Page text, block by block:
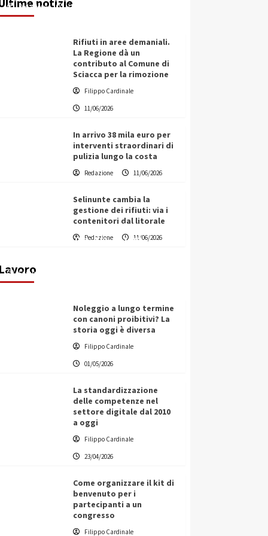
Redazione 11/06/2026
Rifiuti in aree demaniali.
La Regione dà un
contributo al Comune di
Sciacca per la rimozione
Filippo Cardinale
11/06/2026
In arrivo 38 mila euro per
interventi straordinari di
pulizia lungo la costa
Redazione 11/06/2026
Selinunte cambia la
gestione dei rifiuti: via i
contenitori dal litorale
Redazione 11/06/2026
Lavoro
Vino in Italia: il giro d’affari
contribuisce all’1,1% del PIL
Filippo Cardinale
Noleggio a lungo termine
con canoni proibitivi? La
storia oggi è diversa
Filippo Cardinale
01/05/2026
La standardizzazione
delle competenze nel
settore digitale dal 2010
a oggi
Filippo Cardinale
23/04/2026
Come organizzare il kit di
benvenuto per i
partecipanti a un
congresso
Filippo Cardinale